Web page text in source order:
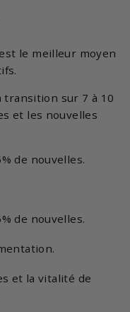
le meilleur moyen
transition sur 7 à 10
et les nouvelles
de nouvelles.
de nouvelles.
et la vitalité de